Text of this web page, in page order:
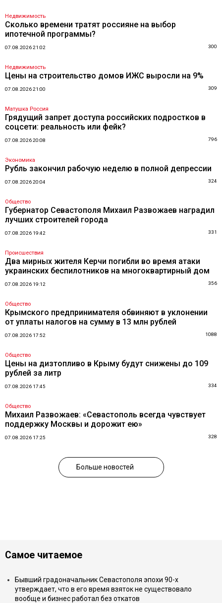
Недвижимость
Сколько времени тратят россияне на выбор
ипотечной программы?
07.08.2026 21:02 300
Недвижимость
Цены на строительство домов ИЖС выросли на 9%
07.08.2026 21:00 309
Матушка Россия
Грядущий запрет доступа российских подростков в
соцсети: реальность или фейк?
07.08.2026 20:08 796
Экономика
Рубль закончил рабочую неделю в полной депрессии
07.08.2026 20:04 324
Общество
Губернатор Севастополя Михаил Развожаев наградил
лучших строителей города
07.08.2026 19:42 331
Происшествия
Два мирных жителя Керчи погибли во время атаки
украинских беспилотников на многоквартирный дом
07.08.2026 19:12 356
Общество
Крымского предпринимателя обвиняют в уклонении
от уплаты налогов на сумму в 13 млн рублей
07.08.2026 17:52 1088
Общество
Цены на дизтопливо в Крыму будут снижены до 109
рублей за литр
07.08.2026 17:45 334
Общество
Михаил Развожаев: «Севастополь всегда чувствует
поддержку Москвы и дорожит ею»
07.08.2026 17:25 328
Больше новостей
Самое читаемое
Бывший градоначальник Севастополя эпохи 90-х
утверждает, что в его время взяток не существовало
вообще и бизнес работал без откатов